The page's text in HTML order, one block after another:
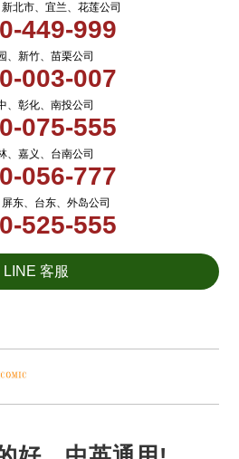
北市、宜兰、花莲公司
449-999
、新竹、苗栗公司
003-007
、彰化、南投公司
075-555
、嘉义、台南公司
056-777
屏东、台东、外岛公司
525-555
LINE 客服